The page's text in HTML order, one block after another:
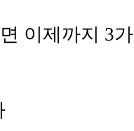
이제까지 3